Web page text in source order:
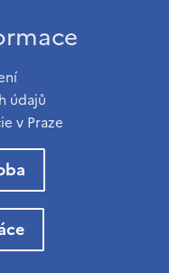
údajů
v Praze